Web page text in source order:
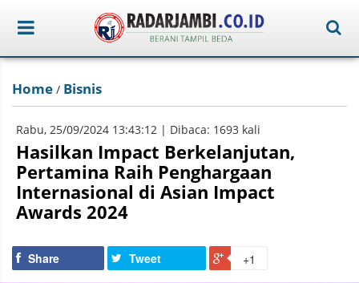
Home / Bisnis
Rabu, 25/09/2024 13:43:12 | Dibaca: 1693 kali
Hasilkan Impact Berkelanjutan,
Pertamina Raih Penghargaan
Internasional di Asian Impact
Awards 2024
Share Tweet +1